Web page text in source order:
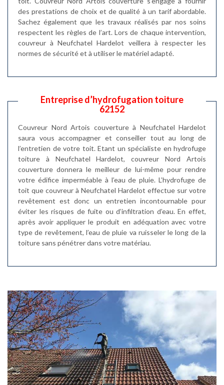
des prestations de choix et de qualité à un tarif abordable.
Sachez également que les travaux réalisés par nos soins
respectent les règles de l’art. Lors de chaque intervention,
couvreur à Neufchatel Hardelot veillera à respecter les
normes de sécurité et à utiliser le matériel adapté.
Entreprise d’hydrofugation toiture
62152
Couvreur Nord Artois couverture à Neufchatel Hardelot
saura vous accompagner et conseiller tout au long de
l’entretien de votre toit. Etant un spécialiste en hydrofuge
toiture à Neufchatel Hardelot, couvreur Nord Artois
couverture donnera le meilleur de lui-même pour rendre
votre édifice imperméable à l’eau de pluie. L’hydrofuge de
toit que couvreur à Neufchatel Hardelot effectue sur votre
revêtement est donc un entretien incontournable pour
éviter les risques de fuite ou d’infiltration d’eau. En effet,
après avoir appliquer le produit en adéquation avec votre
type de revêtement, l’eau de pluie va ruisseler le long de la
toiture sans pénétrer dans votre matériau.